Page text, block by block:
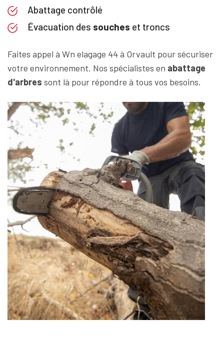
Abattage contrôlé
Évacuation des souches et troncs
Faites appel à Wn elagage 44 à Orvault pour sécuriser
votre environnement. Nos spécialistes en abattage
d'arbres sont là pour répondre à tous vos besoins.